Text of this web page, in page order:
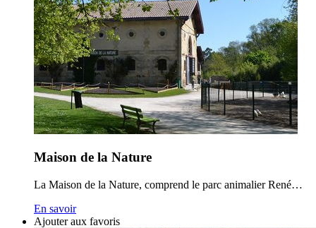
Maison de la Nature
La Maison de la Nature, comprend le parc animalier René…
En savoir
Ajouter aux favoris